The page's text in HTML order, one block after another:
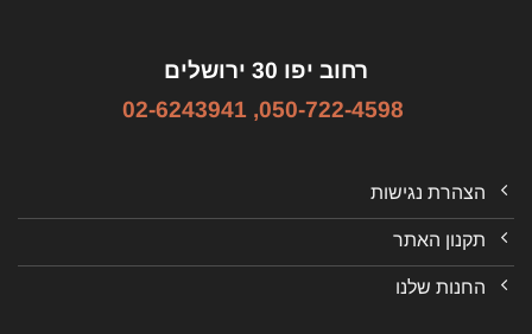
רחוב יפו 30 ירושלים
050-722-4598
,
02-6243941
הצהרת נגישות
תקנון האתר
החנות שלנו